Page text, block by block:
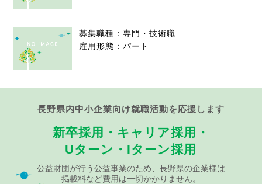
募集職種：専門・技術職
雇用形態：パート
長野県内中小企業向け就職活動を応援します
新卒採用・キャリア採用・
Uターン・Iターン採用
公益財団が行う公益事業のため、長野県の企業様は
掲載料など費用は一切かかりません。